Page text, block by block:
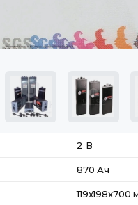
2 В
870 Ач
119x198x700